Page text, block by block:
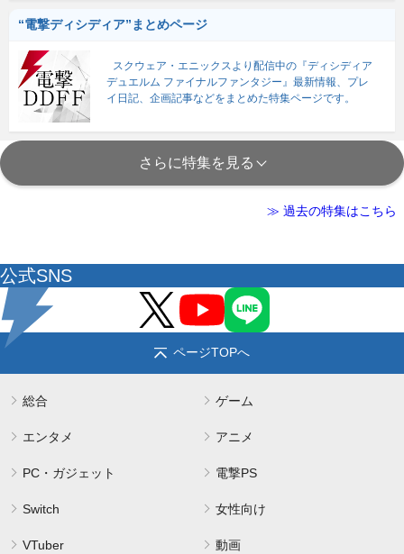
“電撃ディシディア”まとめページ
スクウェア・エニックスより配信中の『ディシディア
デュエルム ファイナルファンタジー』最新情報、プレ
イ日記、企画記事などをまとめた特集ページです。
さらに特集を見る
≫ 過去の特集はこちら
公式SNS
ページTOPへ
総合 ゲーム
エンタメ アニメ
PC・ガジェット 電撃PS
Switch 女性向け
VTuber 動画